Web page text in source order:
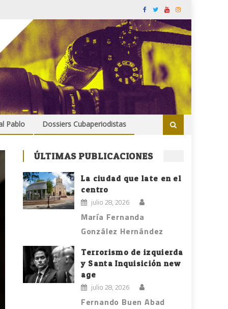
Pablo Dossiers Cubaperiodistas
ÚLTIMAS PUBLICACIONES
La ciudad que late en el
centro
julio 28, 2026
María Fernanda
González Hernández
Terrorismo de izquierda
y Santa Inquisición new
age
julio 28, 2026
Fernando Buen Abad